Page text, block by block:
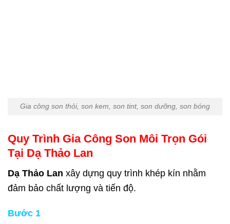
Gia công son thỏi, son kem, son tint, son dưỡng, son bóng
Quy Trình Gia Công Son Môi Trọn Gói
Tại Dạ Thảo Lan
Dạ Thảo Lan xây dựng quy trình khép kín nhằm
đảm bảo chất lượng và tiến độ.
Bước 1